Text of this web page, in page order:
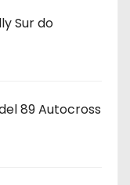
Sur do
89 Autocross